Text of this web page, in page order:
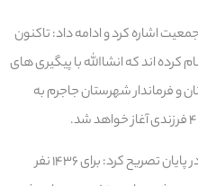
اشاره کرد و ادامه داد: تاکنون
طرح ثبت نام کرده اند که انشاالله با پیگیری های
و فرماندار شهرستان جاجرم به
مدیرکل راه و شهرسازی خراسان شمالی در پایان تصریح کرد: برای ۱۴۳۶ نفر